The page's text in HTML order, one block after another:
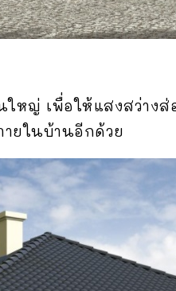
ญ่ เพื่อให้แสงสว่างส่
ายในบ้านอีกด้วย